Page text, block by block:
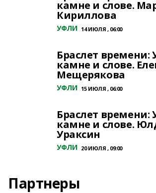
камне и слове.
Кириллова
УФЛИ 14 ИЮЛЯ , 06:00
Браслет времени:
камне и слове.
Мещерякова
УФЛИ 15 ИЮЛЯ , 06:00
Браслет времени:
камне и слове.
Ураксин
УФЛИ 20 ИЮЛЯ , 09:00
Партнеры